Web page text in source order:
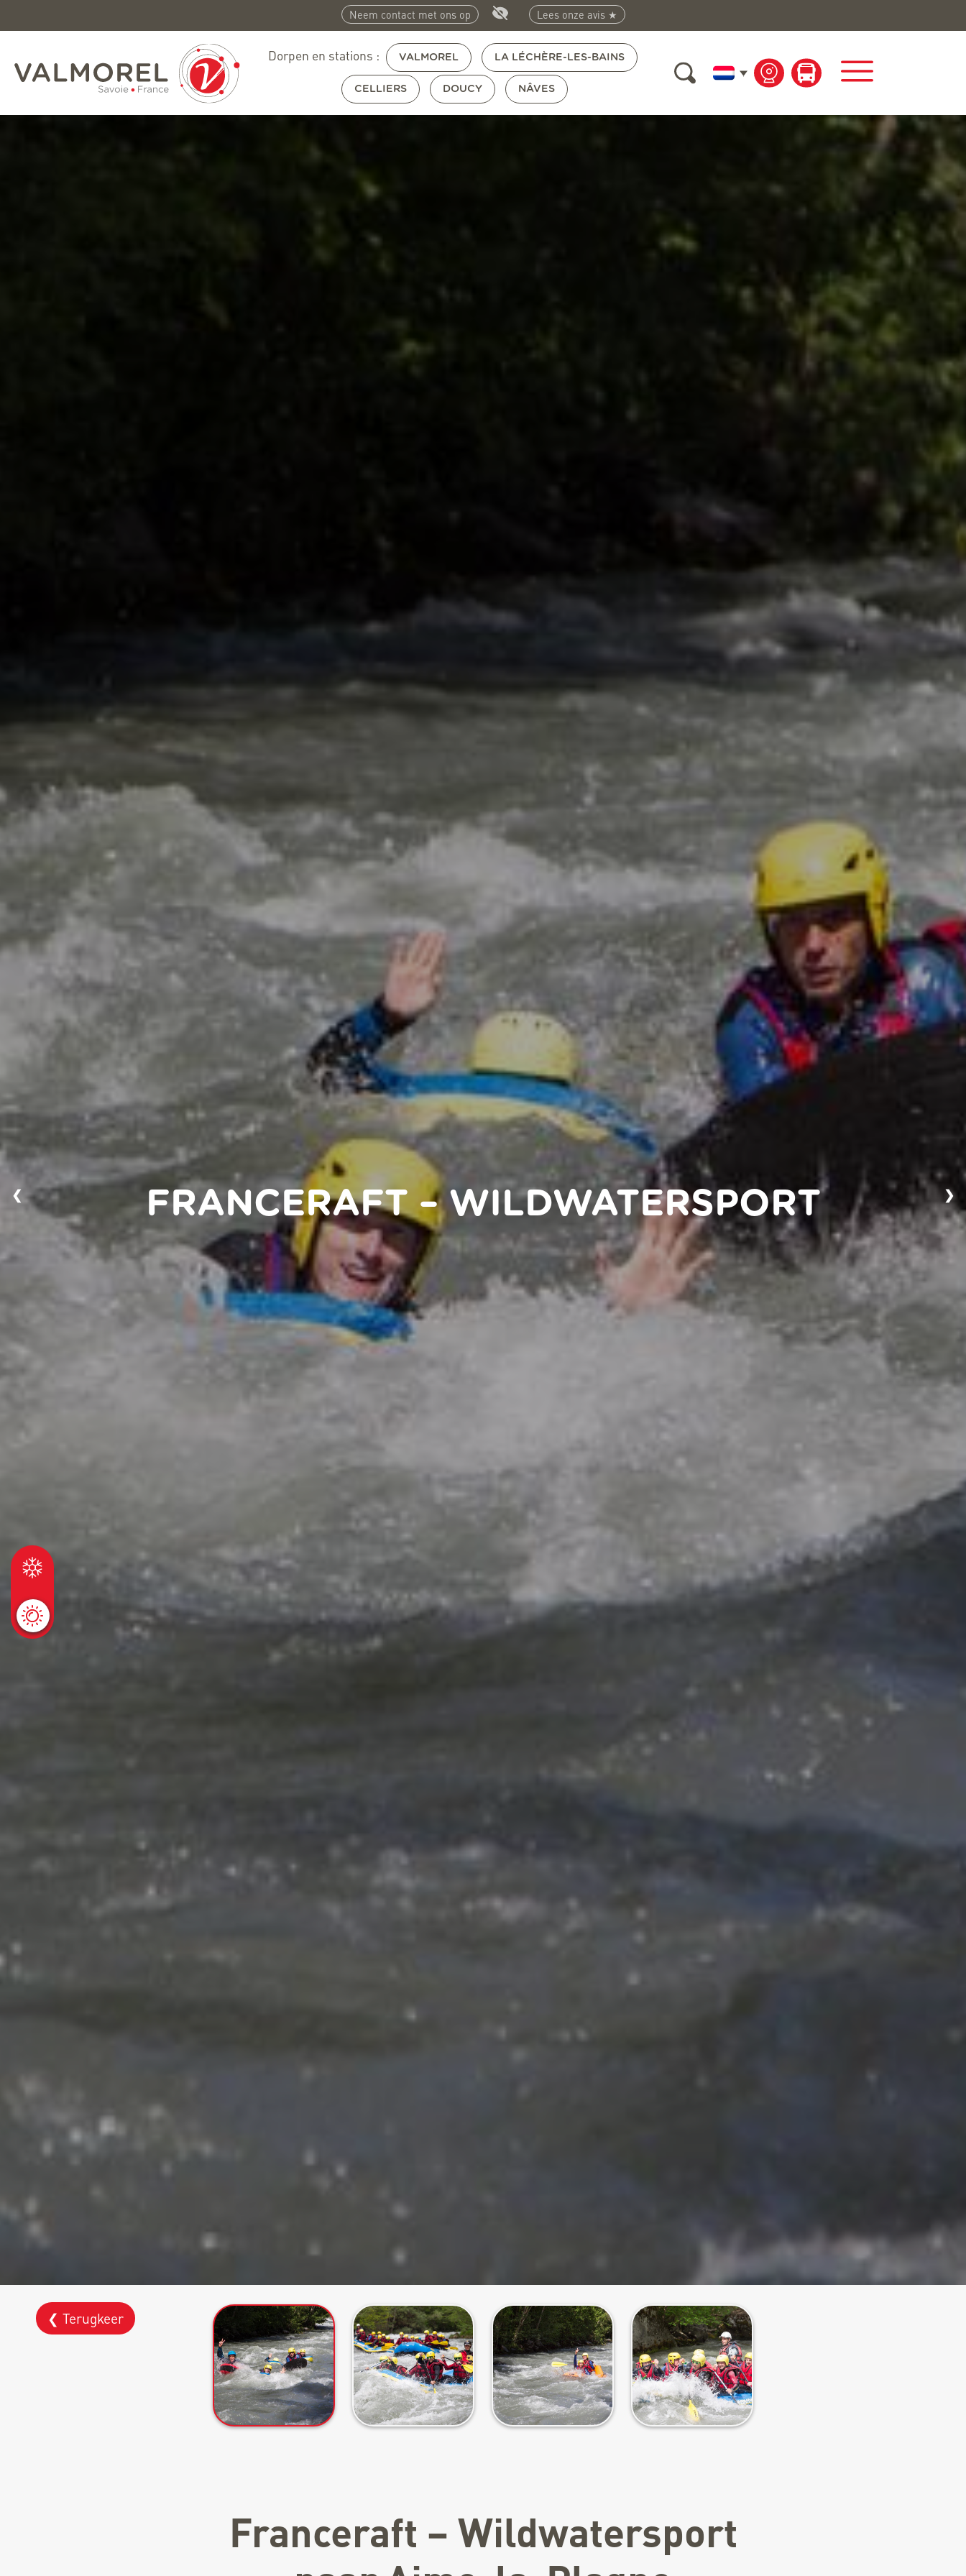
Neem contact met ons op Lees onze avis ★
Dorpen en stations : VALMOREL LA LÉCHÈRE-LES-BAINS
CELLIERS DOUCY NÂVES
FRANCERAFT – WILDWATERSPORT
❮ ❯
❮ Terugkeer
Franceraft – Wildwatersport